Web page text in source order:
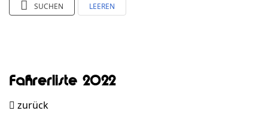
SUCHEN LEEREN
Fahrerliste 2022
zurück